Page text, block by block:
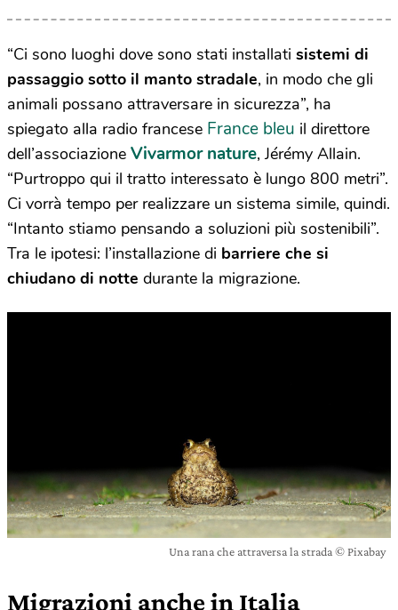
“Ci sono luoghi dove sono stati installati sistemi di
passaggio sotto il manto stradale, in modo che gli
animali possano attraversare in sicurezza”, ha
spiegato alla radio francese France bleu il direttore
dell’associazione Vivarmor nature, Jérémy Allain.
“Purtroppo qui il tratto interessato è lungo 800 metri”.
Ci vorrà tempo per realizzare un sistema simile, quindi.
“Intanto stiamo pensando a soluzioni più sostenibili”.
Tra le ipotesi: l’installazione di barriere che si
chiudano di notte durante la migrazione.
Una rana che attraversa la strada © Pixabay
Migrazioni anche in Italia